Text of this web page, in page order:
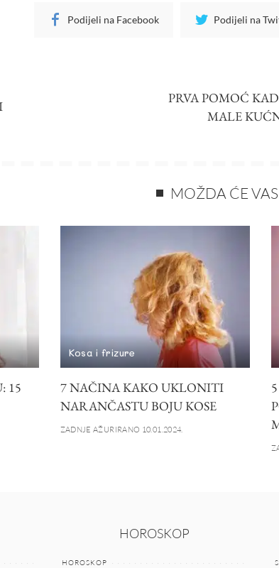
Podijeli na Facebook Podijeli na
PRVA POMOĆ
MALE
MOŽDA ĆE
15
Kosa i frizure
7 NAČINA KAKO UKLONITI
NARANČASTU BOJU KOSE
ZADNJE AŽURIRANO 10.01.2024.
HOROSKOP
HOROSKOP